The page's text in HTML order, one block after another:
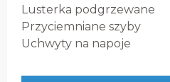
Lusterka podgrzewane
Przyciemniane szyby
Uchwyty na napoje